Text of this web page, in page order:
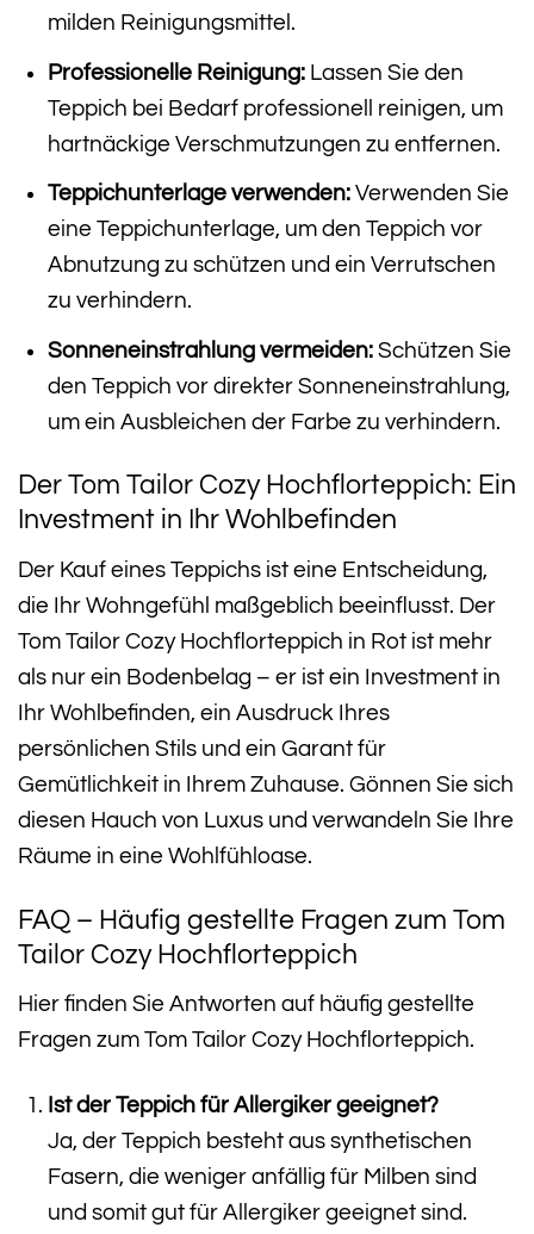
milden Reinigungsmittel.
Professionelle Reinigung:Lassen Sie den
Teppich bei Bedarf professionell reinigen, um
hartnäckige Verschmutzungen zu entfernen.
Teppichunterlage verwenden:Verwenden Sie
eine Teppichunterlage, um den Teppich vor
Abnutzung zu schützen und ein Verrutschen
zu verhindern.
Sonneneinstrahlung vermeiden:Schützen Sie
den Teppich vor direkter Sonneneinstrahlung,
um ein Ausbleichen der Farbe zu verhindern.
Der Tom Tailor Cozy Hochflorteppich: Ein
Investment in Ihr Wohlbefinden
Der Kauf eines Teppichs ist eine Entscheidung,
die Ihr Wohngefühl maßgeblich beeinflusst. Der
Tom Tailor Cozy Hochflorteppich in Rot ist mehr
als nur ein Bodenbelag – er ist ein Investment in
Ihr Wohlbefinden, ein Ausdruck Ihres
persönlichen Stils und ein Garant für
Gemütlichkeit in Ihrem Zuhause. Gönnen Sie sich
diesen Hauch von Luxus und verwandeln Sie Ihre
Räume in eine Wohlfühloase.
FAQ – Häufig gestellte Fragen zum Tom
Tailor Cozy Hochflorteppich
Hier finden Sie Antworten auf häufig gestellte
Fragen zum Tom Tailor Cozy Hochflorteppich.
Ist der Teppich für Allergiker geeignet?
Ja, der Teppich besteht aus synthetischen
Fasern, die weniger anfällig für Milben sind
und somit gut für Allergiker geeignet sind.